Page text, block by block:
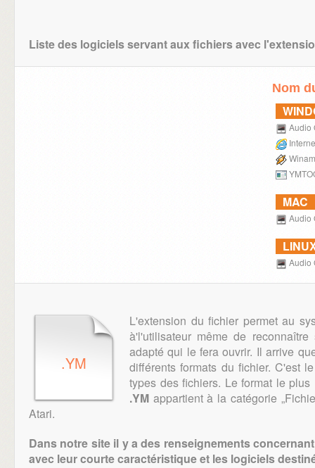
Liste des logiciels servant aux fichiers avec
Nom
Audio
MAC
Audio
Audio
.YM
L'extension du fichier permet au
à'l'utilisateur même de
adapté qui le fera ouvrir. Il arrive
différents formats du fichier. C'est
types des fichiers. Le format le
.YM appartient à la catégorie
Atari.
Dans notre site il y a des renseignements
avec leur courte caractéristique et les logiciels